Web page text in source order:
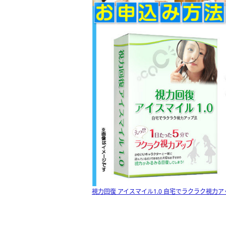
視力回復 アイスマイル1.0 自宅でラクラク視力ア